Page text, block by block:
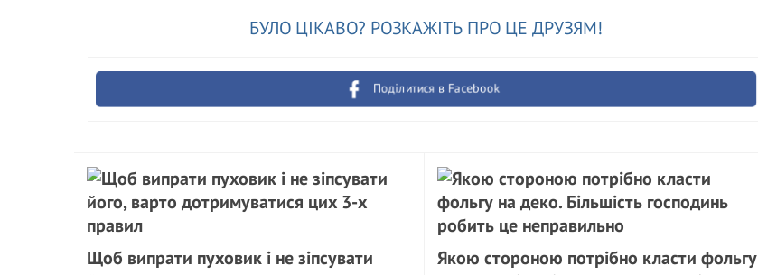
БУЛО ЦІКАВО? РОЗКАЖІТЬ ПРО ЦЕ ДРУЗЯМ!
Поділитися в Facebook
Щоб випрати пуховик і не зіпсувати
Якою стороною потрібно класти фольгу